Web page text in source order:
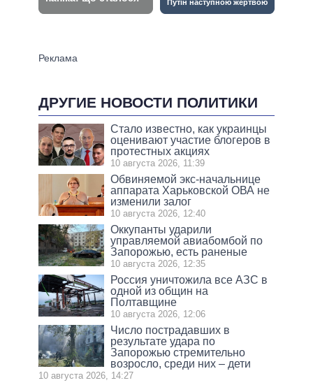
ДРУГИЕ НОВОСТИ ПОЛИТИКИ
Стало известно, как украинцы
оценивают участие блогеров в
протестных акциях
10 августа 2026, 11:39
Обвиняемой экс-начальнице
аппарата Харьковской ОВА не
изменили залог
10 августа 2026, 12:40
Оккупанты ударили
управляемой авиабомбой по
Запорожью, есть раненые
10 августа 2026, 12:35
Россия уничтожила все АЗС в
одной из общин на
Полтавщине
10 августа 2026, 12:06
Число пострадавших в
результате удара по
Запорожью стремительно
возросло, среди них – дети
10 августа 2026, 14:27